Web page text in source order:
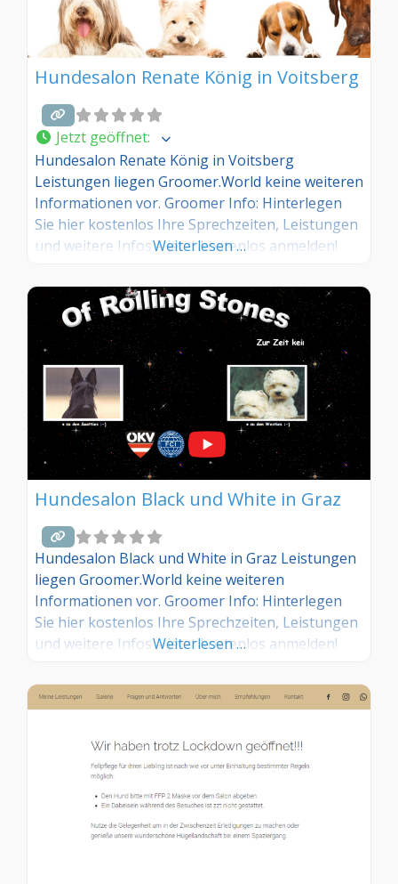
Hundesalon Renate König in Voitsberg
Jetzt geöffnet:
Hundesalon Renate König in Voitsberg
Leistungen liegen Groomer.World keine weiteren
Informationen vor. Groomer Info: Hinterlegen
Sie hier kostenlos Ihre Sprechzeiten, Leistungen
und weitere Infos – jetzt kostenlos anmelden!
Sie Ihre Erfahrungen über die
Kommentarfunktion unten mit anderen
Hundebesitzer/innen!
Weiterlesen …
Hundesalon Black und White in Graz
Hundesalon Black und White in Graz Leistungen
liegen Groomer.World keine weiteren
Informationen vor. Groomer Info: Hinterlegen
Sie hier kostenlos Ihre Sprechzeiten, Leistungen
und weitere Infos – jetzt kostenlos anmelden!
Sie Ihre Erfahrungen über die
Kommentarfunktion unten mit anderen
Weiterlesen …